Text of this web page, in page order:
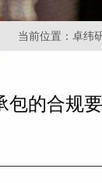
当前位置： 卓纬
的合规